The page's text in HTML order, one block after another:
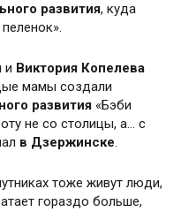
развития, куда
и Виктория Копелева
мамы создали
развития «Бэби
не со столицы, а… с
в Дзержинске.
тоже живут люди,
гораздо больше,